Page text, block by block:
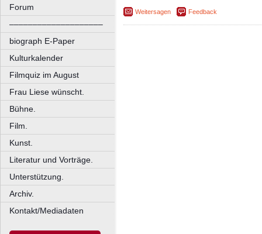
Forum
––––––––––––––––––––
biograph E-Paper
Kulturkalender
Filmquiz im August
Frau Liese wünscht.
Bühne.
Film.
Kunst.
Literatur und Vorträge.
Unterstützung.
Archiv.
Kontakt/Mediadaten
Weitersagen Feedback